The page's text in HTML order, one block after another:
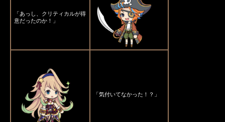
「あっし、クリティカルが得
意だったのか！」
「気付いてなかった！？」